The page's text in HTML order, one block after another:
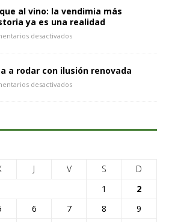
al vino: la vendimia más
ya es una realidad
desactivados
a rodar con ilusión renovada
desactivados
J V S
D
1
2
6 7 8
9